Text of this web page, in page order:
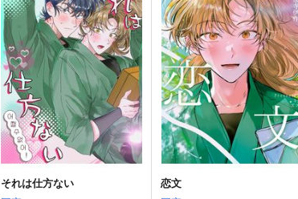
帰れる所
同室マニア
990円 （税込）
鉢屋三郎×不破雷蔵
サンプル 作品詳細
当たるも不運、当たらぬも不
運
srash
1,415円（税込）
食満留三郎×善法寺伊作
サンプル 作品詳細
それは仕方ない
恋文